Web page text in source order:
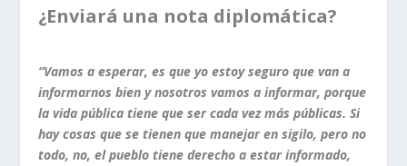
¿Enviará una nota diplomática?
“Vamos a esperar, es que yo estoy seguro que van a
informarnos bien y nosotros vamos a informar, porque
la vida pública tiene que ser cada vez más públicas. Si
hay cosas que se tienen que manejar en sigilo, pero no
todo, no, el pueblo tiene derecho a estar informado,